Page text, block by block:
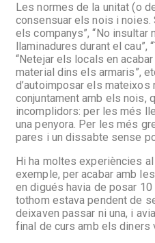
Les normes de la unitat (o
consensuar els nois i noies.
els companys”, “No insultar
llaminadures durant el cau”,
“Netejar els locals en
material dins els armaris”,
d’autoimposar els
conjuntament amb els nois,
incomplidors: per les més
una penyora. Per les més
pares i un dissabte sense
Hi ha moltes experiències
exemple, per acabar amb
en digués havia de posar
tothom estava pendent de
deixaven passar ni una, i
final de curs amb els diners